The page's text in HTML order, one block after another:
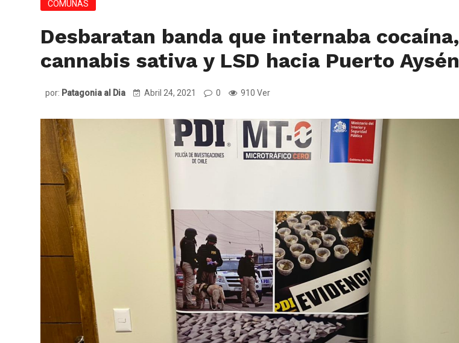
COMUNAS
Desbaratan banda que internaba cocaína,
cannabis sativa y LSD hacia Puerto Aysén
por: Patagonia al Dia Abril 24, 2021 0 910 Ver